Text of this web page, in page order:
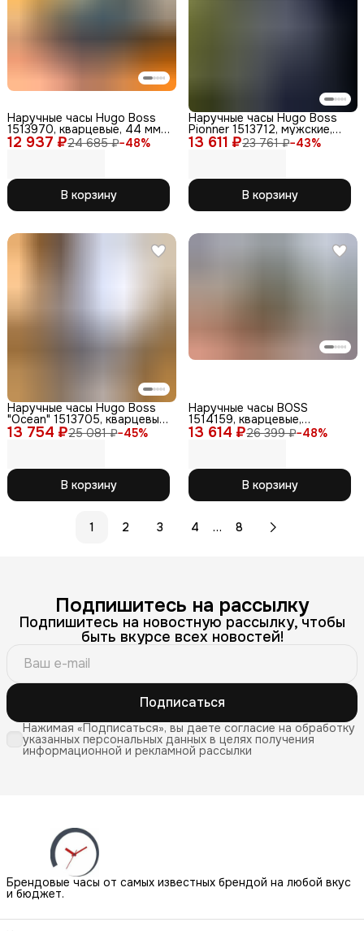
12 937 ₽24 685 ₽−48%
Наручные часы Hugo Boss
1513970, кварцевые, 44 мм,
WR50, нержавеющая сталь
В корзину
13 611 ₽23 761 ₽−43%
Наручные часы Hugo Boss
Pionner 1513712, мужские,
кварцевые, WR50,
нержавеющая сталь
В корзину
13 754 ₽25 081 ₽−45%
Наручные часы Hugo Boss
"Ocean" 1513705, кварцевые,
мужские, IP
В корзину
13 614 ₽26 399 ₽−48%
Наручные часы BOSS
1514159, кварцевые,
мужские, нержавеющий
стальной ремешок, зеленый
В корзину
1 2 3 4 … 8
Подпишитесь на рассылку
Подпишитесь на новостную рассылку, чтобы
быть вкурсе всех новостей!
Подписаться
Нажимая «Подписаться», вы даете согласие на обработку
указанных персональных данных в целях получения
информационной и рекламной рассылки
Брендовые часы от самых известных брендой на любой вкус
и бюджет.